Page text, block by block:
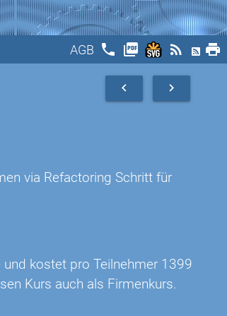
AGB phone picture_as_pdf rss_feed print
navigate_next
navigate_before
via Refactoring Schritt für
kostet pro Teilnehmer 1399
Kurs auch als Firmenkurs.